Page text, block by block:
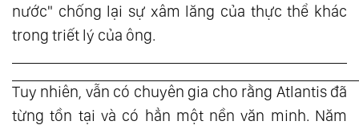
nước" chống lại sự xâm lăng của thực thể khác
trong triết lý của ông.
Tuy nhiên, vẫn có chuyên gia cho rằng Atlantis đã
từng tồn tại và có hẳn một nền văn minh. Năm